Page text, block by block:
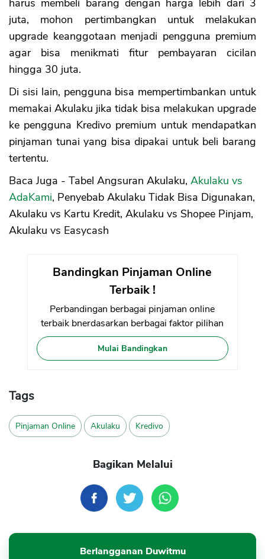
harus membeli barang dengan harga lebih dari 3
juta, mohon pertimbangkan untuk melakukan
upgrade keanggotaan menjadi pengguna premium
agar bisa menikmati fitur pembayaran cicilan
hingga 30 juta.
Di sisi lain, pengguna bisa mempertimbankan untuk
memakai Akulaku jika tidak bisa melakukan upgrade
ke pengguna Kredivo premium untuk mendapatkan
pinjaman tunai yang bisa dipakai untuk beli barang
tertentu.
Baca Juga - Tabel Angsuran Akulaku, Akulaku vs
AdaKami, Penyebab Akulaku Tidak Bisa Digunakan,
Akulaku vs Kartu Kredit, Akulaku vs Shopee Pinjam,
Akulaku vs Easycash
Bandingkan Pinjaman Online
Terbaik !
Perbandingan berbagai pinjaman online
terbaik bnerdasarkan berbagai faktor pilihan
Mulai Bandingkan
Tags
Pinjaman Online Akulaku Kredivo
Bagikan Melalui
Berlangganan Duwitmu